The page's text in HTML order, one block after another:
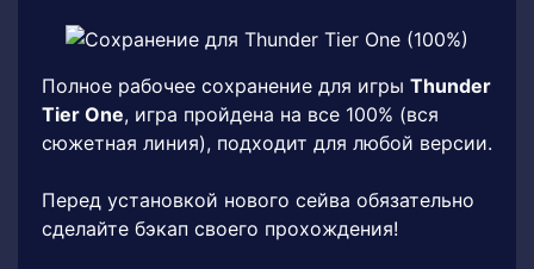
Полное рабочее сохранение для игры Thunder
Tier One, игра пройдена на все 100% (вся
сюжетная линия), подходит для любой версии.
Перед установкой нового сейва обязательно
сделайте бэкап своего прохождения!